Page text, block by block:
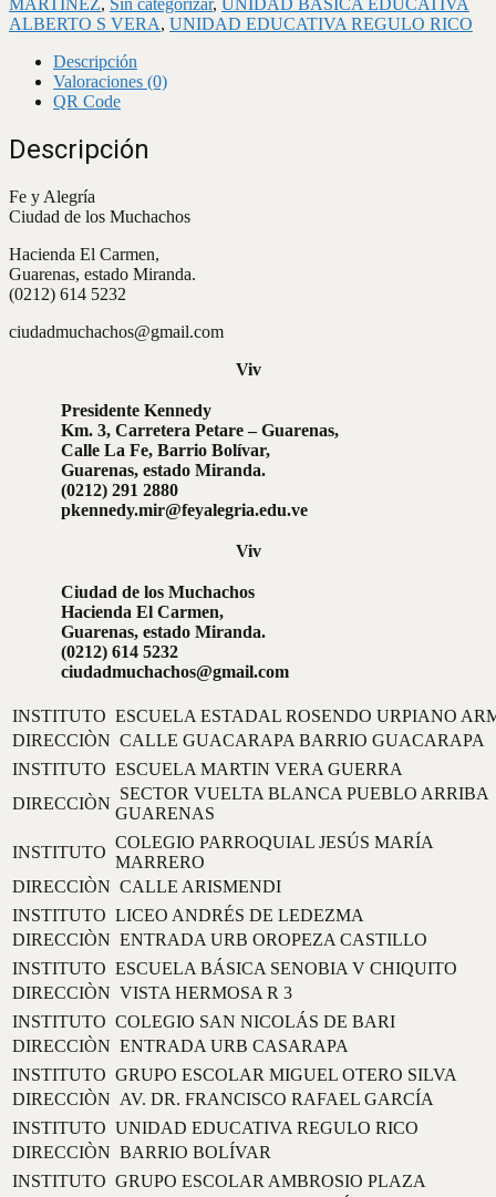
ALBERTO S VERA, UNIDAD EDUCATIVA REGULO RICO
Descripción
Valoraciones (0)
QR Code
Descripción
Fe y Alegría
Ciudad de los Muchachos
Hacienda El Carmen,
Guarenas, estado Miranda.
(0212) 614 5232
ciudadmuchachos@gmail.com
Viv
Presidente Kennedy
Km. 3, Carretera Petare – Guarenas,
Calle La Fe, Barrio Bolívar,
Guarenas, estado Miranda.
(0212) 291 2880
pkennedy.mir@feyalegria.edu.ve
Viv
Ciudad de los Muchachos
Hacienda El Carmen,
Guarenas, estado Miranda.
(0212) 614 5232
ciudadmuchachos@gmail.com
INSTITUTO ESCUELA ESTADAL ROSENDO URPIANO
DIRECCIÒN CALLE GUACARAPA BARRIO GUACARAPA
INSTITUTO ESCUELA MARTIN VERA GUERRA
DIRECCIÒN
SECTOR VUELTA BLANCA PUEBLO ARRIBA
GUARENAS
INSTITUTO
COLEGIO PARROQUIAL JESÚS MARÍA
MARRERO
DIRECCIÒN CALLE ARISMENDI
INSTITUTO LICEO ANDRÉS DE LEDEZMA
DIRECCIÒN ENTRADA URB OROPEZA CASTILLO
INSTITUTO ESCUELA BÁSICA SENOBIA V CHIQUITO
DIRECCIÒN VISTA HERMOSA R 3
INSTITUTO COLEGIO SAN NICOLÁS DE BARI
DIRECCIÒN ENTRADA URB CASARAPA
INSTITUTO GRUPO ESCOLAR MIGUEL OTERO SILVA
DIRECCIÒN AV. DR. FRANCISCO RAFAEL GARCÍA
INSTITUTO UNIDAD EDUCATIVA REGULO RICO
DIRECCIÒN BARRIO BOLÍVAR
INSTITUTO GRUPO ESCOLAR AMBROSIO PLAZA